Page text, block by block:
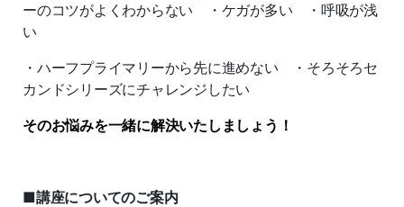
ーのコツがよくわからない ・ケガが多い ・呼吸が浅
い
・ハーフプライマリーから先に進めない ・そろそろセ
カンドシリーズにチャレンジしたい
そのお悩みを一緒に解決いたしましょう！
■講座についてのご案内